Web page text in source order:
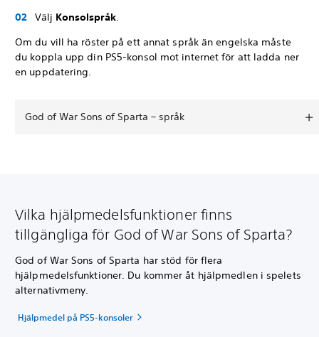
Välj Konsolspråk.
Om du vill ha röster på ett annat språk än engelska måste
du koppla upp din PS5-konsol mot internet för att ladda ner
en uppdatering.
God of War Sons of Sparta – språk
Vilka hjälpmedelsfunktioner finns
tillgängliga för God of War Sons of Sparta?
God of War Sons of Sparta har stöd för flera
hjälpmedelsfunktioner. Du kommer åt hjälpmedlen i spelets
alternativmeny.
Hjälpmedel på PS5-konsoler